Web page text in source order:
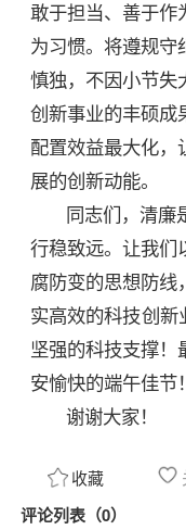
敢于担当、善于作
为习惯。将遵规守
慎独，不因小节失
创新事业的丰硕成
配置效益最大化，
展的创新动能。
同志们，清廉
行稳致远。让我们
腐防变的思想防线
实高效的科技创新
坚强的科技支撑
安愉快的端午佳节！
谢谢大家！
收藏
评论列表（0）